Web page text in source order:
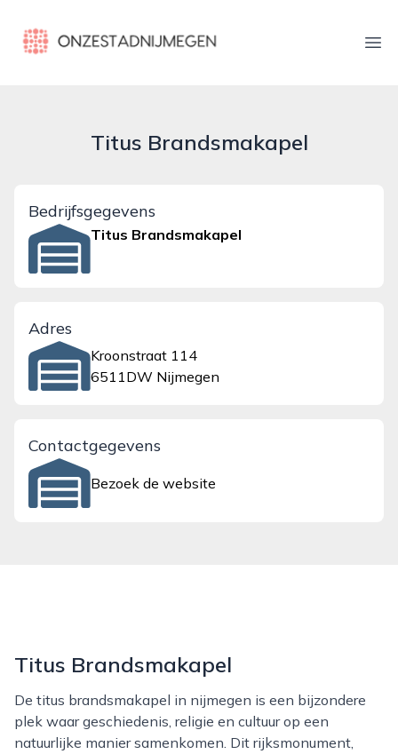
onzestadnijmegen.nl
Titus Brandsmakapel
Bedrijfsgegevens
Titus Brandsmakapel
Adres
Kroonstraat 114
6511DW Nijmegen
Contactgegevens
Bezoek de website
Titus Brandsmakapel
De titus brandsmakapel in nijmegen is een bijzondere
plek waar geschiedenis, religie en cultuur op een
natuurlijke manier samenkomen. Dit rijksmonument,